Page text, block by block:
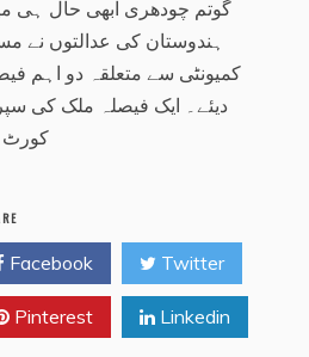
گوتم چودھری ابھی حال ہی
ہندوستان کی عدالتوں نے
کمیونٹی سے متعلقہ دو اہم
دیئے۔ ایک فیصلہ ملک کی
کورٹ
Facebook Twitter
Pinterest Linkedin